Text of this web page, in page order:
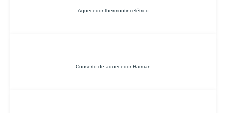
Aquecedor thermontini elétrico
Conserto de aquecedor Harman